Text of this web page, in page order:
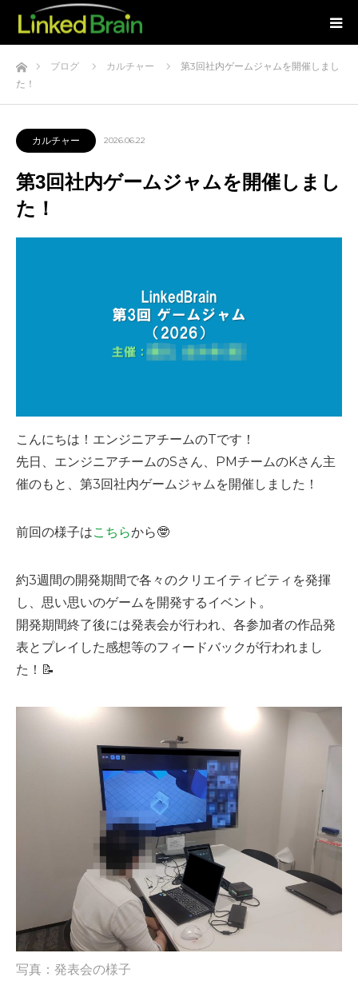
ホームブログ カルチャー
第3回社内ゲームジャムを開催しまし
た！
カルチャー 2026.06.22
第3回社内ゲームジャムを開催しまし
た！
こんにちは！エンジニアチームのTです！
先日、エンジニアチームのSさん、PMチームのKさん主
催のもと、第3回社内ゲームジャムを開催しました！
前回の様子はこちらから🤓
約3週間の開発期間で各々のクリエイティビティを発揮
し、思い思いのゲームを開発するイベント。
開発期間終了後には発表会が行われ、各参加者の作品発
表とプレイした感想等のフィードバックが行われまし
た！📝
写真：発表会の様子